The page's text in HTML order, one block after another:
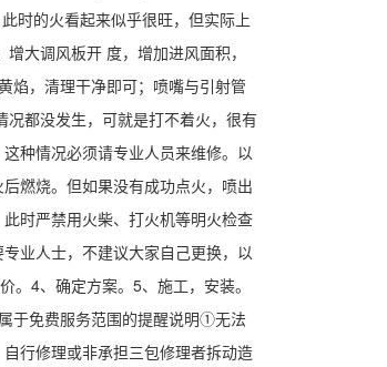
时的火看起来似乎很旺，但实际上
大调风板开 度，增加进风面积，
焰，清理干净即可；喷嘴与引射管
都没发生，可就是打不着火，很有
种情况必须请专业人员来维修。以
燃烧。但如果没有成功点火，喷出
时严禁用火柴、打火机等明火检查
业人士，不建议大家自己更换，以
4、确定方案。5、施工，安装。
于免费服务范围的提醒说明①无法
行修理或非承担三包修理者拆动造